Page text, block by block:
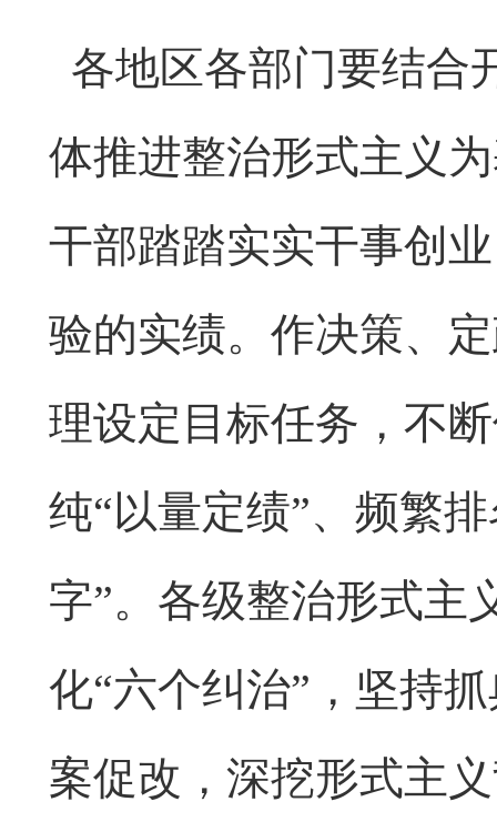
各地区各部门要结合
体推进整治形式主义
干部踏踏实实干事创
验的实绩。作决策、
理设定目标任务，不
纯“以量定绩”、频繁
字”。各级整治形式主
化“六个纠治”，坚持
案促改，深挖形式主